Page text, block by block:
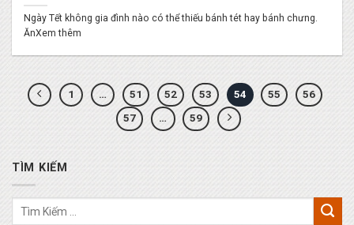
Ngày Tết không gia đình nào có thể thiếu bánh tét hay bánh chưng.
ĂnXem thêm
1 … 51 52 53 54 55 56
57 … 59
TÌM KIẾM